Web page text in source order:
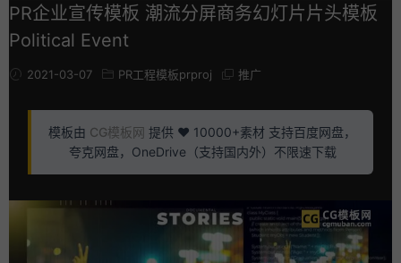
PR企业宣传模板 潮流分屏商务幻灯片片头模板
Political Event
2021-03-07 PR工程模板prproj 推广
模板由 CG模板网 提供 ❤️ 10000+素材 支持百度网盘，
夸克网盘，OneDrive（支持国内外）不限速下载